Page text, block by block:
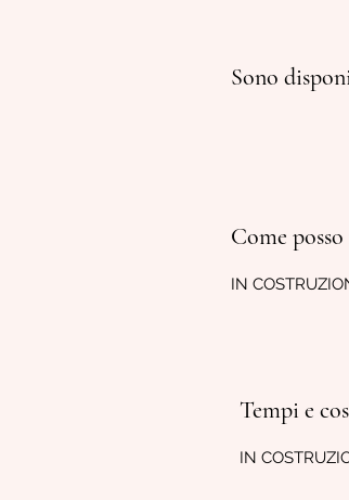
Sono
Come
IN
Tempi e
IN